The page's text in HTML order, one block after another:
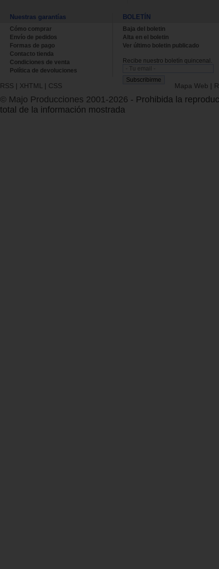
Nuestras garantías
Cómo comprar
Envío de pedidos
Formas de pago
Contacto tienda
Condiciones de venta
Política de devoluciones
BOLETÍN
Baja del boletin
Alta en el boletin
Ver último boletin publicado
Recibe nuestro boletín quincenal.
RSS | XHTML | CSS Mapa Web |
© Majo Producciones 2001-2026 - Prohibida la
total de la información mostrada